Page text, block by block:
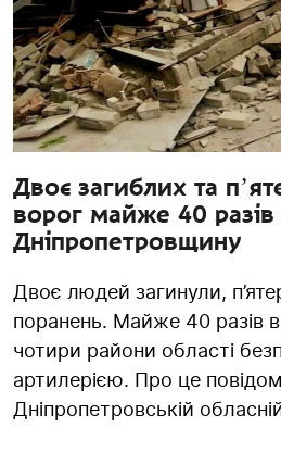
Двоє загиблих та
ворог майже 40 разів
Дніпропетровщину
Двоє людей загинули,
поранень. Майже 40 разів
чотири райони області
артилерією. Про це
Дніпропетровській